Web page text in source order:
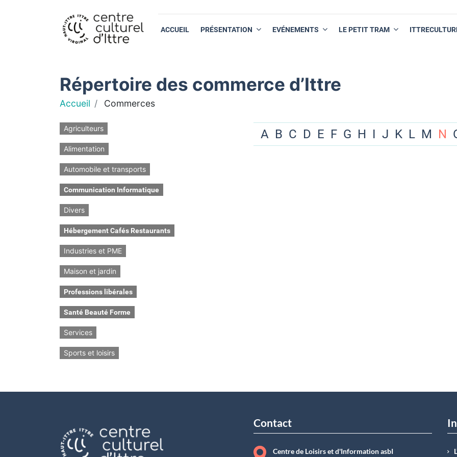
ACCUEIL PRÉSENTATION EVÉNEMENTS LE PETIT TRAM
Répertoire des commerce d’Ittre
Accueil Commerces
Agriculteurs
Alimentation
Automobile et transports
Communication Informatique
Divers
Hébergement Cafés Restaurants
Industries et PME
Maison et jardin
Professions libérales
Santé Beauté Forme
Services
Sports et loisirs
A B C D E F G H I J K L M N
Contact
Centre de Loisirs et d'Information asbI